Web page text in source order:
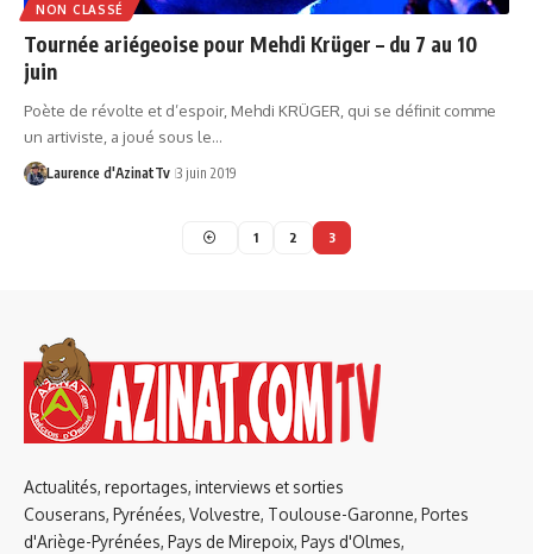
NON CLASSÉ
Tournée ariégeoise pour Mehdi Krüger – du 7 au 10
juin
Poète de révolte et d’espoir, Mehdi KRÜGER, qui se définit comme
un artiviste, a joué sous le…
Laurence d'AzinatTv 3 juin 2019
1 2 3
Actualités, reportages, interviews et sorties
Couserans, Pyrénées, Volvestre, Toulouse-Garonne, Portes
d'Ariège-Pyrénées, Pays de Mirepoix, Pays d'Olmes,